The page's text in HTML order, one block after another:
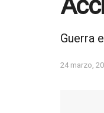
Guerra
24 marzo,